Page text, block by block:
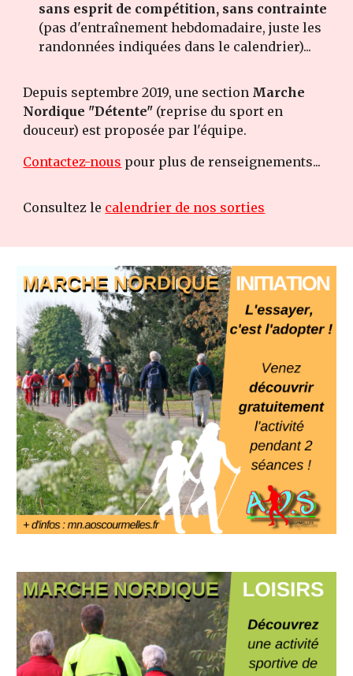
sans esprit de compétition, sans contrainte
(pas d'entraînement hebdomadaire, juste les
randonnées indiquées dans le calendrier)...
Depuis septembre 2019, une section Marche
Nordique "Détente" (reprise du sport en
douceur) est proposée par l'équipe.
Contactez-nous pour plus de renseignements...
Consultez le calendrier de nos sorties